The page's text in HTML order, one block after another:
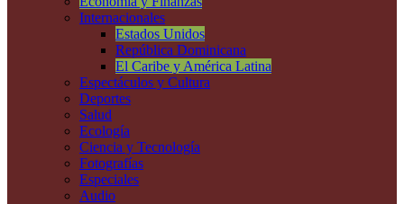
Internacionales
Estados Unidos
República Dominicana
El Caribe y América Latina
Espectáculos y Cultura
Deportes
Salud
Ecología
Ciencia y Tecnología
Fotografías
Especiales
Audio